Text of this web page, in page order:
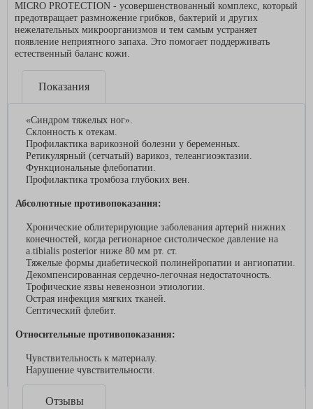
MICRO PROTECTION - усовершенствованный комплекс, который
предотвращает размножение грибков, бактерий и других
нежелательных микроорганизмов и тем самым устраняет
появление неприятного запаха. Это помогает поддерживать
естественный баланс кожи.
Показания
«Синдром тяжелых ног».
Склонность к отекам.
Профилактика варикозной болезни у беременных.
Ретикулярный (сетчатый) варикоз, телеангиоэктазии.
Функциональные флебопатии.
Профилактика тромбоза глубоких вен.
Абсолютные противопоказания:
Хронические облитерирующие заболевания артерий нижних
конечностей, когда регионарное систолическое давление на
а.tibialis posterior ниже 80 мм рт. ст.
Тяжелые формы диабетической полинейропатии и ангиопатии.
Декомпенсированная сердечно-легочная недостаточность.
Трофические язвы невенознои этиологии.
Острая инфекция мягких тканей.
Септический флебит.
Относительные противопоказания:
Чувствительность к материалу.
Нарушение чувствительности.
Отзывы